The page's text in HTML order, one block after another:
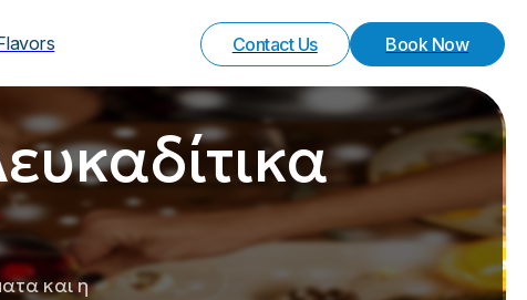
Contact Us Book Now
και η